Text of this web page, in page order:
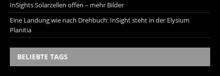
InSights Solarzellen offen – mehr Bilder
Eine Landung wie nach Drehbuch: InSight steht in der Elysium
Planitia
BELIEBTE TAGS